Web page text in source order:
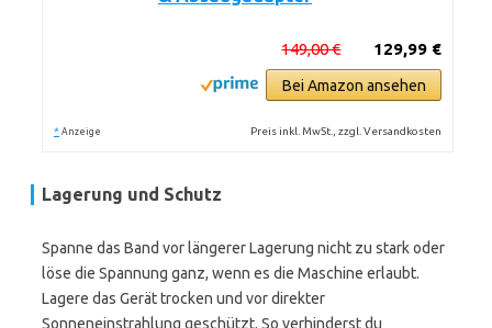
129,99 €
149,00 €
Bei Amazon ansehen
* Anzeige Preis inkl. MwSt., zzgl. Versandkosten
Lagerung und Schutz
Spanne das Band vor längerer Lagerung nicht zu stark oder
löse die Spannung ganz, wenn es die Maschine erlaubt.
Lagere das Gerät trocken und vor direkter
Sonneneinstrahlung geschützt. So verhinderst du